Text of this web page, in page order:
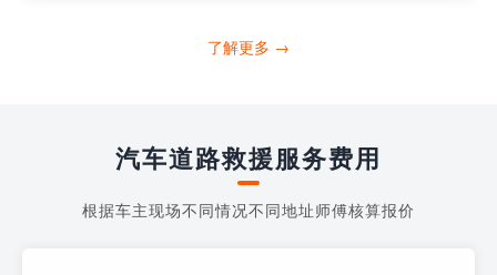
打4006363122请求送油人员来帮助你。
了解更多 →
汽车道路救援服务费用
根据车主现场不同情况不同地址师傅核算报价